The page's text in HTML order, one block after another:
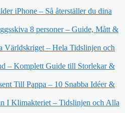
iPhone – Så återställer du dina
8 personer – Guide, Mått &
Världskriget – Hela Tidslinjen och
– Komplett Guide till Storlekar &
Till Pappa – 10 Snabba Idéer &
I Klimakteriet – Tidslinjen och Alla